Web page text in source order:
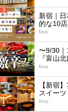
3
新宿｜
的な10
favy
4
〜9/30｜
『富山
favy
5
【新宿
スイー
favy